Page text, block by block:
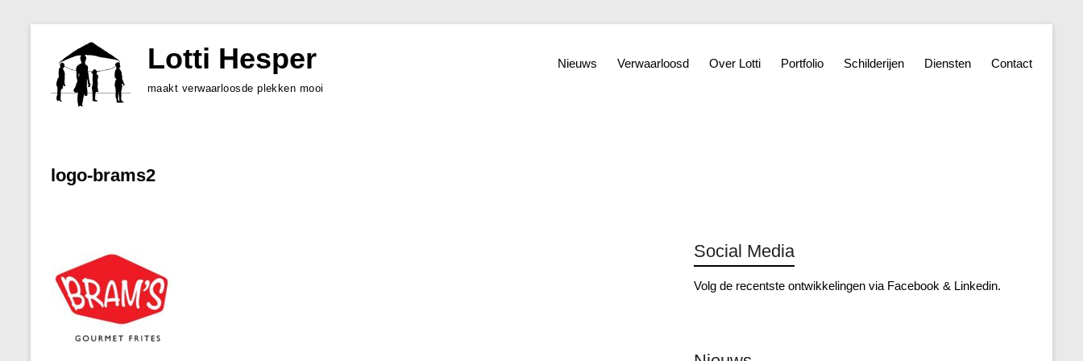
content
Lotti Hesper
maakt verwaarloosde plekken mooi
Nieuws Verwaarloosd Over Lotti Portfolio Schilderijen Diensten Contact
logo-brams2
Social Media
Volg de recentste ontwikkelingen via Facebook & Linkedin.